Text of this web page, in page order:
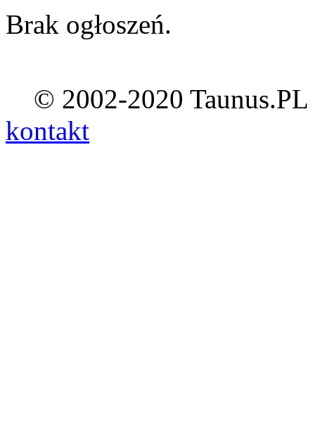
Brak ogłoszeń.
© 2002-2020
kontakt